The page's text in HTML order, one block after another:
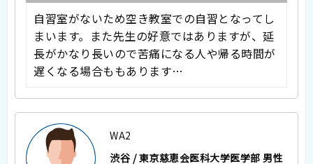
自習室がないため空き教室での自習となってし
まいます。また先生の好意ではありますが、延
長がかなり長いので苦痛になる人や帰る時間が
遅くなる場合ももあります…
WA2
渋谷 / 東京慈恵会医科大学医学部 男性